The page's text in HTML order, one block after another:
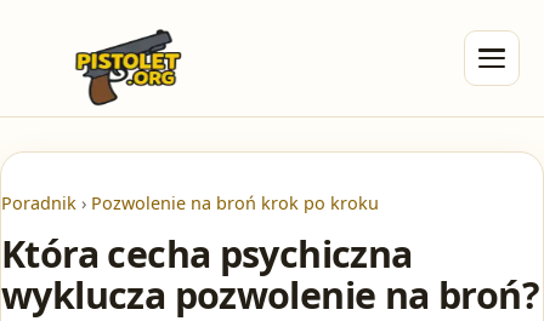
Poradnik › Pozwolenie na broń krok po kroku
Która cecha psychiczna
wyklucza pozwolenie na broń?